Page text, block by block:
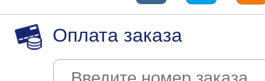
Оплата заказа